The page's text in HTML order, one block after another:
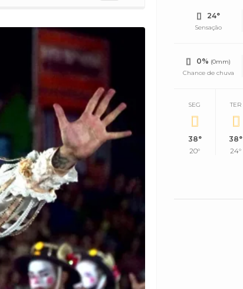
24°
Sensação
0% (0mm)
Chance de chuva
SEG
38°
20°
TER
38°
24°